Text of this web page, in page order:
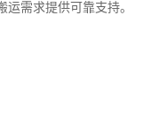
需求提供可靠支持。